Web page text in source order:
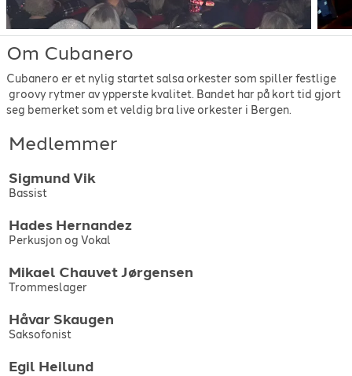
Om Cubanero
Cubanero er et nylig startet salsa orkester som spiller festlige
groovy rytmer av ypperste kvalitet. Bandet har på kort tid gjort
seg bemerket som et veldig bra live orkester i Bergen.
Medlemmer
Sigmund Vik
Bassist
Hades Hernandez
Perkusjon og Vokal
Mikael ChauvetJørgensen
Trommeslager
Håvar Skaugen
Saksofonist
Egil Heilund